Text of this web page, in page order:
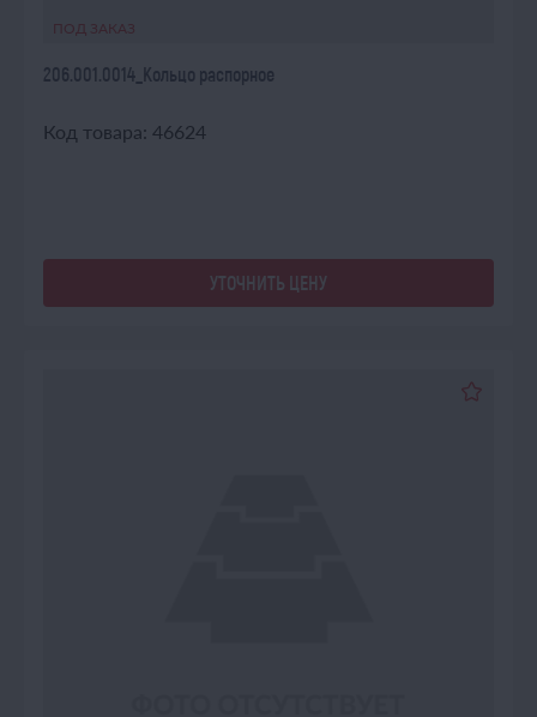
ПОД ЗАКАЗ
206.001.0014_Кольцо распорное
Код товара: 46624
УТОЧНИТЬ ЦЕНУ